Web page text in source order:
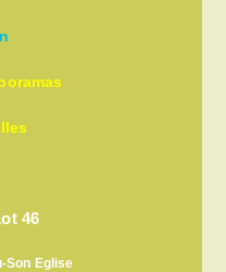
46
Son Eglise